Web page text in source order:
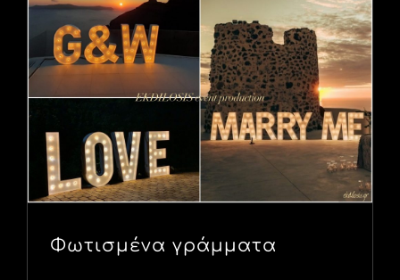
Φωτισμένα γράμματα